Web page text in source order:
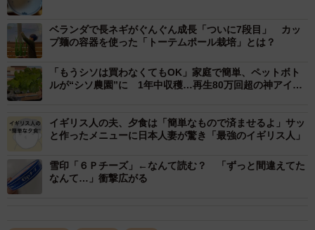
ばりつきにくくなったこのお茶碗。しゃもじではよく見か
ける加工だが、お茶碗にも同様のものがあるとは驚きだ。
GUTTIさんにお話を聞いた。
ーーこの茶碗をご覧になって。
GUTTI：投稿通り「使う人間のマナーや良心に頼るのでは
なく、そもそもそうならないようにしよう」という発想は
見事だな、という感想でした。この世全てのお茶碗がこう
ベランダで長ネギがぐんぐん成長「ついに7段目」 カッ
プ麺の容器を使った「トーテムポール栽培」とは？
「もうシソは買わなくてもOK」家庭で簡単、ペットボト
ルが“シソ農園”に 1年中収穫…再生80万回超の神アイデ
イギリス人の夫、夕食は「簡単なもので済ませるよ」サッ
と作ったメニューに日本人妻が驚き「最強のイギリス人」
雪印「６Ｐチーズ」←なんて読む？ 「ずっと間違えてた
なんて…」衝撃広がる